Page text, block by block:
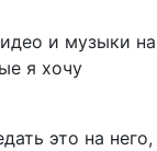
и музыки на
я хочу
это на него,